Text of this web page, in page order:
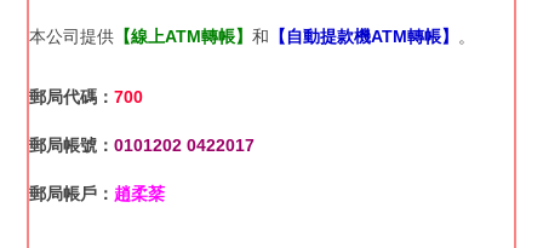
本公司提供 【線上ATM轉帳】 和 【自動提款機ATM轉帳】 。
郵局代碼： 700
郵局帳號： 0101202 0422017
郵局帳戶： 趙柔棻